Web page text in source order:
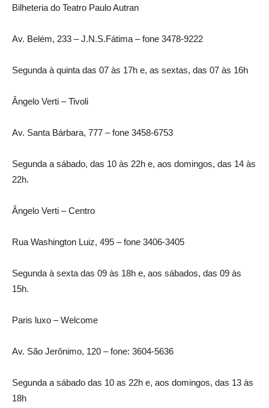
Bilheteria do Teatro Paulo Autran
Av. Belém, 233 – J.N.S.Fátima – fone 3478-9222
Segunda à quinta das 07 às 17h e, as sextas, das 07 às 16h
Ângelo Verti – Tivoli
Av. Santa Bárbara, 777 – fone 3458-6753
Segunda a sábado, das 10 às 22h e, aos domingos, das 14 às
22h.
Ângelo Verti – Centro
Rua Washington Luiz, 495 – fone 3406-3405
Segunda à sexta das 09 às 18h e, aos sábados, das 09 às
15h.
Paris luxo – Welcome
Av. São Jerônimo, 120 – fone: 3604-5636
Segunda a sábado das 10 as 22h e, aos domingos, das 13 às
18h